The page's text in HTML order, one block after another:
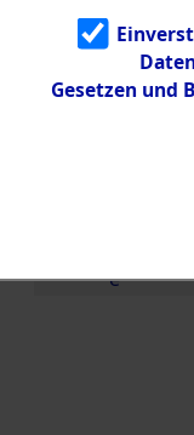
g
5.3.3
e
Gesetzen und